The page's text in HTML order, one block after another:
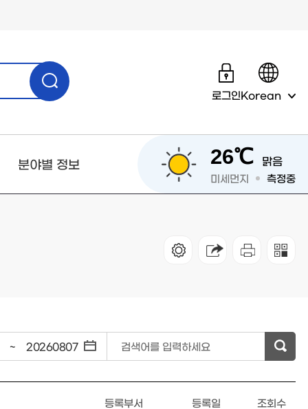
로그인Korean
분야별 정보 26℃ 맑음
미세먼지 측정중
~ 검색어를 입력하세요
등록부서 등록일 조회수